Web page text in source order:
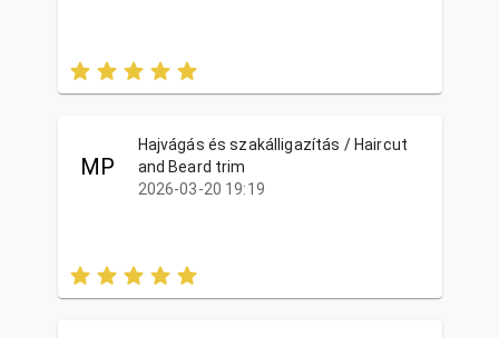
MP
Hajvágás és szakálligazítás / Haircut
and Beard trim
2026-03-20 19:19